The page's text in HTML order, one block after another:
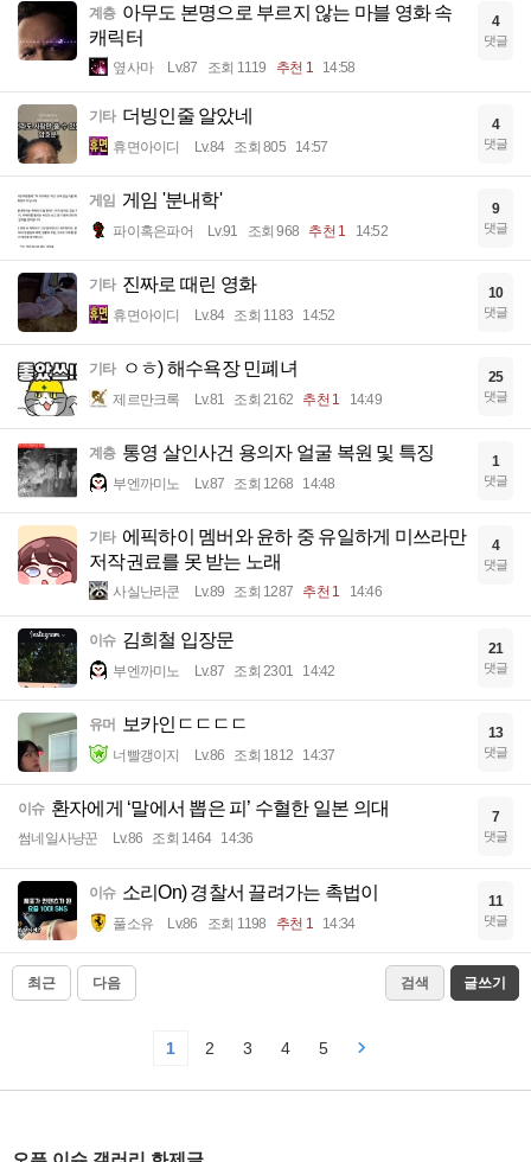
계층 아무도 본명으로 부르지 않는 마블 영화 속
캐릭터
옆사마 Lv.87 조회 1119 추천 1 14:58
4
댓글
기타 더빙인줄 알았네
휴면아이디 Lv.84 조회 805 14:57
4
댓글
게임 게임 '분내학'
파이혹은파어 Lv.91 조회 968 추천 1 14:52
9
댓글
기타 진짜로 때린 영화
휴면아이디 Lv.84 조회 1183 14:52
10
댓글
기타 ㅇㅎ) 해수욕장 민폐녀
제르만크록 Lv.81 조회 2162 추천 1 14:49
25
댓글
계층 통영 살인사건 용의자 얼굴 복원 및 특징
부엔까미노 Lv.87 조회 1268 14:48
1
댓글
기타 에픽하이 멤버와 윤하 중 유일하게 미쓰라만
저작권료를 못 받는 노래
사실난라쿤 Lv.89 조회 1287 추천 1 14:46
4
댓글
이슈 김희철 입장문
부엔까미노 Lv.87 조회 2301 14:42
21
댓글
유머 보카인ㄷㄷㄷㄷ
너빨갱이지 Lv.86 조회 1812 14:37
13
댓글
이슈 환자에게 ‘말에서 뽑은 피’ 수혈한 일본 의대
썸네일사냥꾼 Lv.86 조회 1464 14:36
7
댓글
이슈 소리On) 경찰서 끌려가는 촉법이
풀소유 Lv.86 조회 1198 추천 1 14:34
11
댓글
최근 다음 검색 글쓰기
1 2 3 4 5